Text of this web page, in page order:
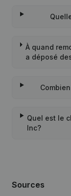
À quand
a déposé
Quel est le
Inc?
Sources